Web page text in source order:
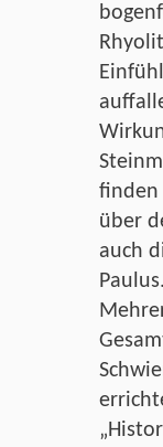
finden
über
auch
Paulus.